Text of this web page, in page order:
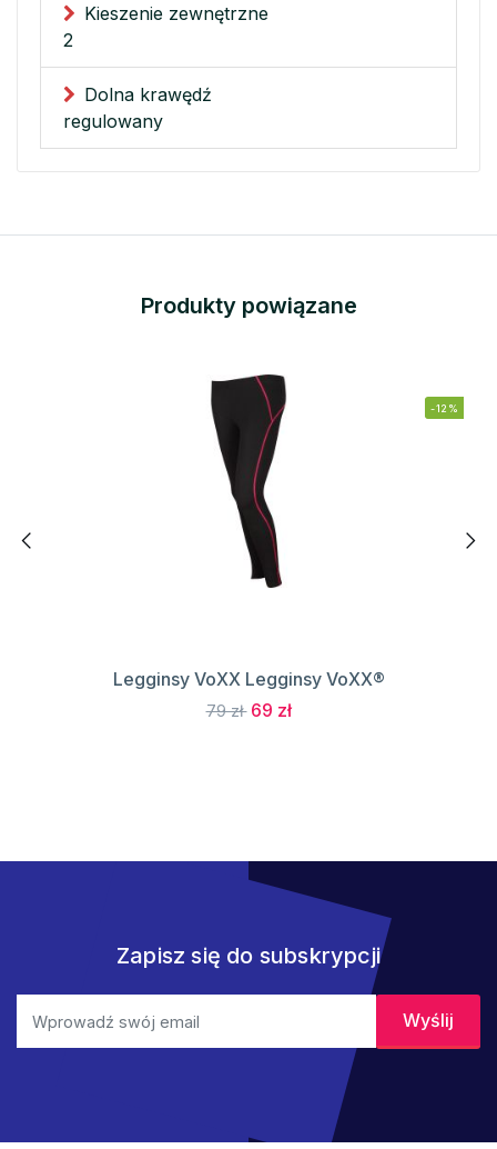
Kieszenie zewnętrzne
2
Dolna krawędź
regulowany
Produkty powiązane
-12%
Legginsy VoXX Legginsy VoXX®
79 zł 69 zł
Zapisz się do subskrypcji